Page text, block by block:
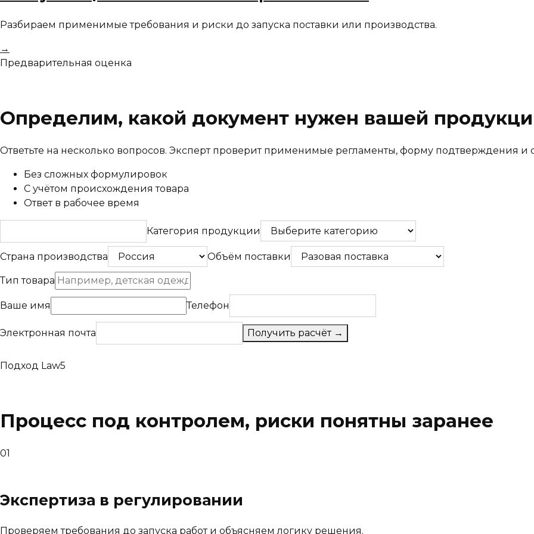
Разбираем применимые требования и риски до запуска поставки или производства.
→
Предварительная оценка
Определим, какой документ нужен вашей
Ответьте на несколько вопросов. Эксперт проверит применимые регламенты, форму подтверждения и
Без сложных формулировок
С учётом происхождения товара
Ответ в рабочее время
Категория продукции
Страна производства Объём поставки
Тип товара
Ваше имя Телефон
Электронная почта Получить расчёт →
Подход Law5
Процесс под контролем, риски понятны заранее
01
Экспертиза в регулировании
Проверяем требования до запуска работ и объясняем логику решения.